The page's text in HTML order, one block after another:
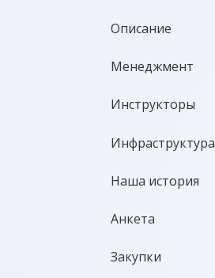
Описание
Менеджмент
Инструкторы
Инфраструктура
Наша история
Анкета
Закупки